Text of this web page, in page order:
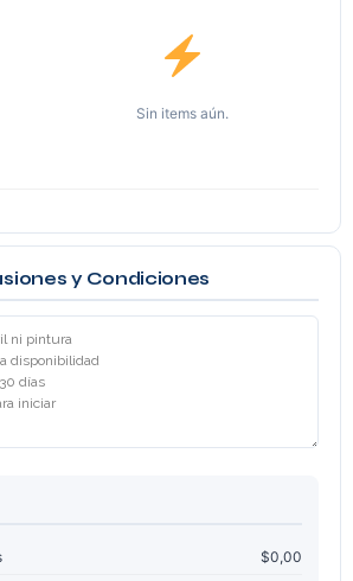
Sin items aún.
y Condiciones
$0,00